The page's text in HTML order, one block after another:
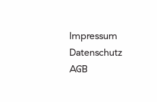
Impressum
Datenschutz
AGB